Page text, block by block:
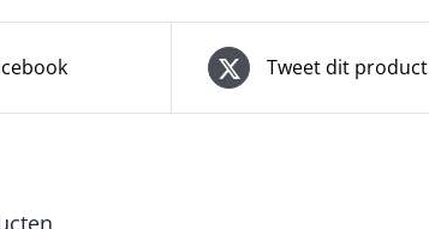
Tweet dit product